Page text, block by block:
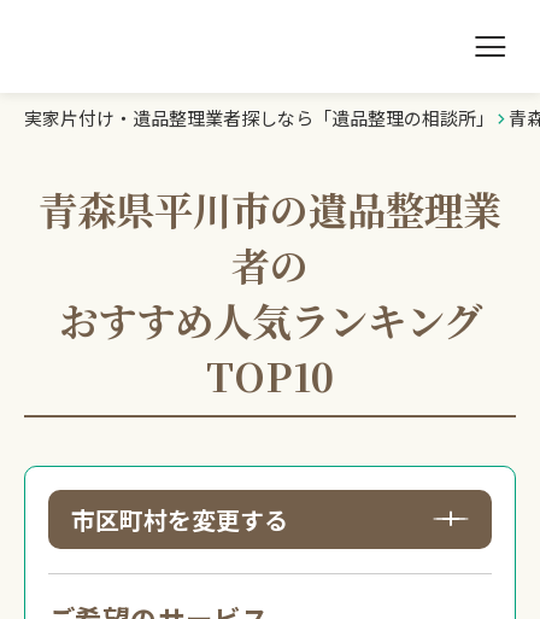
0120-20-1349
受付 8:30～17:30
遺品整理の相談所TOP
業者を探す
初めての方へ
豆知識
お急ぎの方はこちら
実家片付け・遺品整理業者探しなら「遺品整理の相談所」 青
青森県平川市の遺品整理業
者の
おすすめ人気ランキング
TOP10
市区町村を変更する